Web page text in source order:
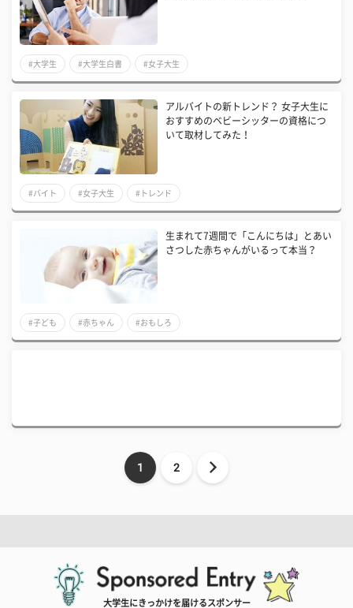
#大学生 #大学生白書 #女子大生
アルバイトの新トレンド？ 女子大生に
おすすめのベビーシッターの資格につ
いて取材してみた！
#バイト #女子大生 #トレンド
生まれて7週間で「こんにちは」とあい
さつした赤ちゃんがいるって本当？
#子ども #赤ちゃん #おもしろ
1 2
大学生にきっかけを届けるスポンサー